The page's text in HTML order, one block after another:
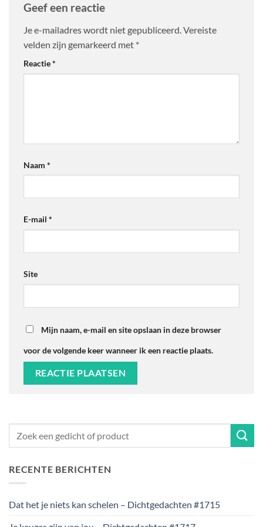
Geef een reactie
Je e-mailadres wordt niet gepubliceerd. Vereiste
velden zijn gemarkeerd met *
Reactie*
Naam *
E-mail *
Site
Mijn naam, e-mail en site opslaan in deze browser
voor de volgende keer wanneer ik een reactie plaats.
RECENTE BERICHTEN
Dat het je niets kan schelen – Dichtgedachten #1715